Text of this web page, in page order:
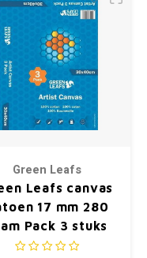
Green Leafs
Leafs canvas
17 mm 280
Pack 3 stuks